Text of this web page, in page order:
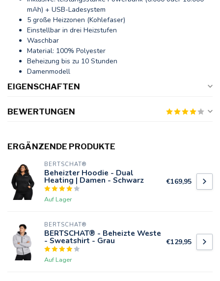
mAh) + USB-Ladesystem
5 große Heizzonen (Kohlefaser)
Einstellbar in drei Heizstufen
Waschbar
Material: 100% Polyester
Beheizung bis zu 10 Stunden
Damenmodell
EIGENSCHAFTEN
BEWERTUNGEN
ERGÄNZENDE PRODUKTE
BERTSCHAT®
Beheizter Hoodie - Dual
Heating | Damen - Schwarz
Auf Lager
€169,95
BERTSCHAT®
BERTSCHAT® - Beheizte Weste
- Sweatshirt - Grau
Auf Lager
€129,95